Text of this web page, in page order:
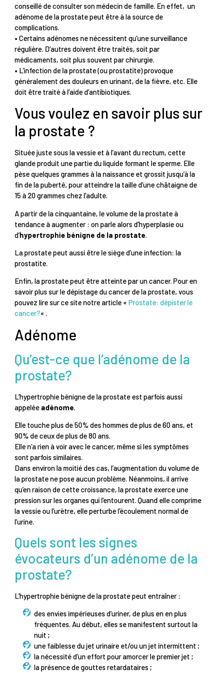
conseillé de consulter son médecin de famille. En effet, un
adénome de la prostate peut être à la source de
complications.
• Certains adénomes ne nécessitent qu’une surveillance
régulière. D’autres doivent être traités, soit par
médicaments, soit plus souvent par chirurgie.
• L’infection de la prostate (ou prostatite) provoque
généralement des douleurs en urinant, de la fièvre, etc. Elle
doit être traité à l’aide d’antibiotiques.
Vous voulez en savoir plus sur
la prostate ?
Située juste sous la vessie et à l’avant du rectum, cette
glande produit une partie du liquide formant le sperme. Elle
pèse quelques grammes à la naissance et grossit jusqu’à la
fin de la puberté, pour atteindre la taille d’une châtaigne de
15 à 20 grammes chez l’adulte.
A partir de la cinquantaine, le volume de la prostate à
tendance à augmenter : on parle alors d’hyperplasie ou
d’hypertrophie bénigne de la prostate
La prostate peut aussi être le siège d’une infection: la
prostatite.
Enfin, la prostate peut être atteinte par un cancer. Pour en
savoir plus sur le dépistage du cancer de la prostate, vous
pouvez lire sur ce site notre article « Prostate: dépister le
cancer?« .
Adénome
Qu’est-ce que l’adénome de la
prostate?
L’hypertrophie bénigne de la prostate est parfois aussi
appelée adénome.
Elle touche plus de 50% des hommes de plus de 60 ans, et
90% de ceux de plus de 80 ans.
Elle n’a rien à voir avec le cancer, même si les symptômes
sont parfois similaires.
Dans environ la moitié des cas, l’augmentation du volume de
la prostate ne pose aucun problème. Néanmoins, il arrive
qu’en raison de cette croissance, la prostate exerce une
pression sur les organes qui l’entourent. Quand elle comprime
la vessie ou l’urètre, elle perturbe l’écoulement normal de
l’urine.
Quels sont les signes
évocateurs d’un adénome de la
prostate?
L’hypertrophie bénigne de la prostate peut entraîner :
des envies impérieuses d’uriner, de plus en en plus
fréquentes. Au début, elles se manifestent surtout la
nuit ;
une faiblesse du jet urinaire et/ou un jet intermittent ;
la nécessité d’un effort pour amorcer le premier jet ;
la présence de gouttes retardataires ;